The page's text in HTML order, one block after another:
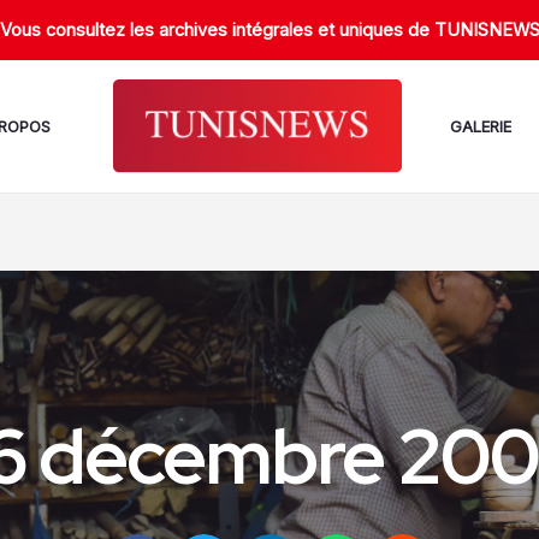
Vous consultez les archives intégrales et uniques de TUNISNEWS
GALERIE
décembre